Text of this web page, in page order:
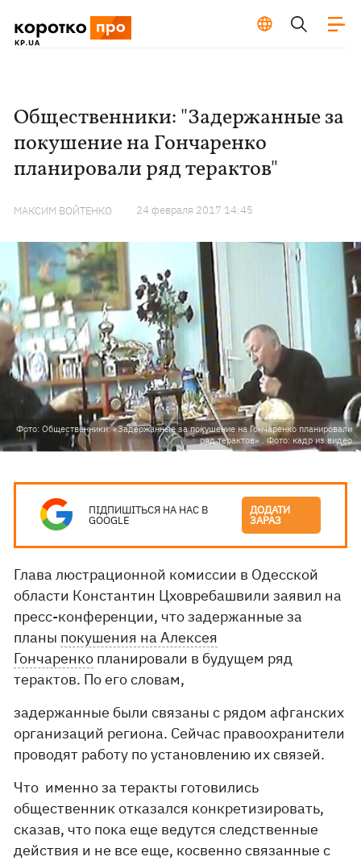
Общественники: "Задержанные за
покушение на Гончаренко
планировали ряд терактов"
МАКСИМ ВОЙТЕНКО 24 февраля 2017 14:45
Фото: Общественники: «Задержанные за покушение на Гончаренко планировали
ряд терактов» . Фото: кадр из видео
ПІДПИШІТЬСЯ НА НАС В
GOOGLE
ДОДАТИ
ЗАРАЗ
Глава люстрационной комиссии в Одесской
области Константин Цховребашвили заявил на
пресс-конференции, что задержанные за
планы покушения на Алексея
Гончаренко планировали в будущем ряд
терактов. По его словам,
задержанные были связаны с рядом афганских
организаций региона. Сейчас правоохранители
проводят работу по установлению их связей.
Что именно за теракты готовились
общественник отказался конкретизировать,
сказав, что пока еще ведутся следственные
действия и не все еще, косвенно связанные с